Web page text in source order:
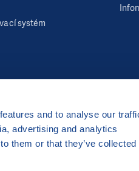
and to analyse our
advertising and analytics
them or that they’ve collected
systém
UI &